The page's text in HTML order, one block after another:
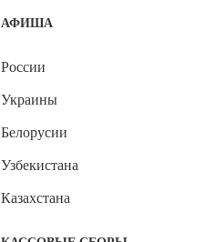
АФИША
России
Украины
Белорусии
Узбекистана
Казахстана